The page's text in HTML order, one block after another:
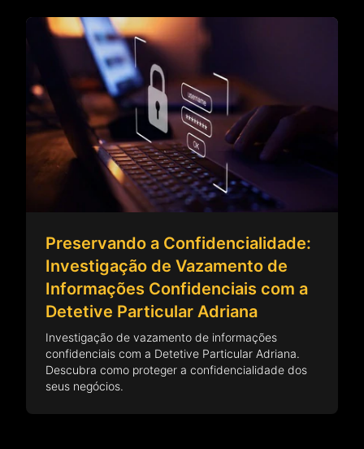
Preservando a Confidencialidade:
Investigação de Vazamento de
Informações Confidenciais com a
Detetive Particular Adriana
Investigação de vazamento de informações
confidenciais com a Detetive Particular Adriana.
Descubra como proteger a confidencialidade dos
seus negócios.